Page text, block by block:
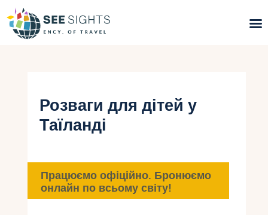
Гарячі тури
Типи Турів
Інфо
Розваги для дітей у
Таїланді
Працюємо офіційно. Бронюємо
онлайн по всьому світу!